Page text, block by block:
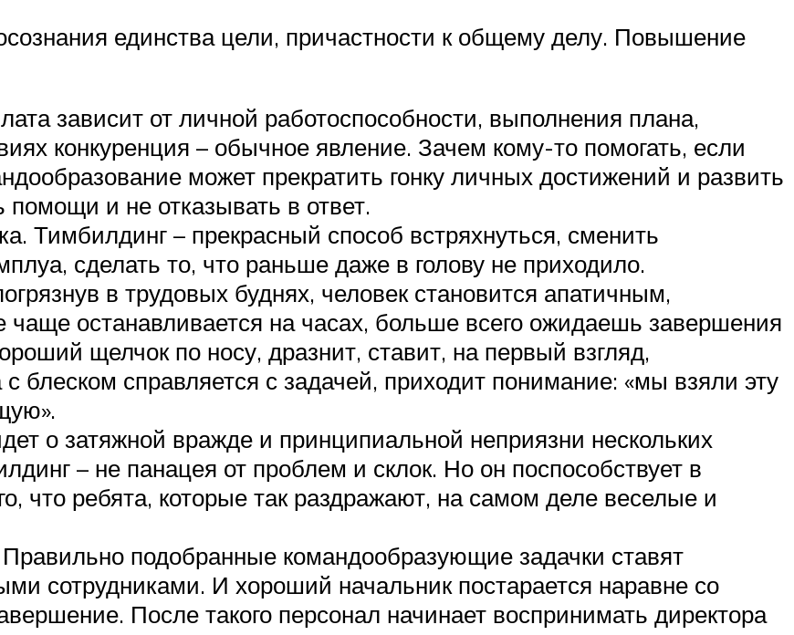
единства цели, причастности к общему делу. Повышение
зависит от личной работоспособности, выполнения плана,
конкуренция – обычное явление. Зачем кому-то помогать, если
может прекратить гонку личных достижений и развить
и не отказывать в ответ.
Тимбилдинг – прекрасный способ встряхнуться, сменить
сделать то, что раньше даже в голову не приходило.
в трудовых буднях, человек становится апатичным,
чаще останавливается на часах, больше всего ожидаешь завершения
щелчок по носу, дразнит, ставит, на первый взгляд,
блеском справляется с задачей, приходит понимание: «мы взяли эту
о затяжной вражде и принципиальной неприязни нескольких
– не панацея от проблем и склок. Но он поспособствует в
что ребята, которые так раздражают, на самом деле веселые и
подобранные командообразующие задачки ставят
сотрудниками. И хороший начальник постарается наравне со
После такого персонал начинает воспринимать директора